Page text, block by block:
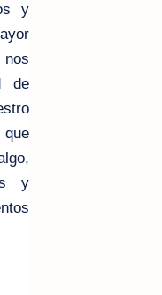
y
de
y